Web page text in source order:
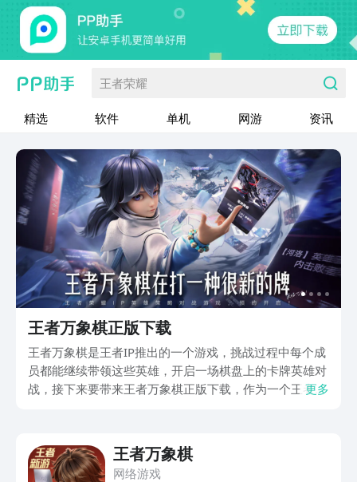
王者荣耀
精选 软件 单机 网游 资讯
王者万象棋正版下载
王者万象棋是王者IP推出的一个游戏，挑战过程中每个成
员都能继续带领这些英雄，开启一场棋盘上的卡牌英雄对
战，接下来要带来王者万象棋正版下载，作为一个王者荣
雄角色体验全新的棋盘式对抗，玩那个王者荣耀的玩家可
以尝试一下这个有着全新设定的游戏。
更多
王者万象棋
网络游戏